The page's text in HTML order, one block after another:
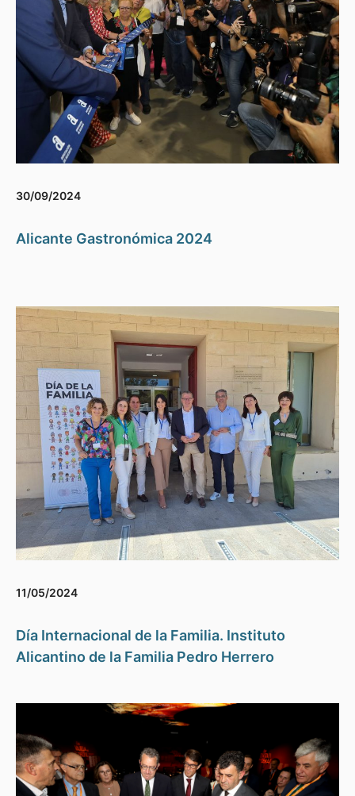
30/09/2024
Alicante Gastronómica 2024
11/05/2024
Día Internacional de la Familia. Instituto
Alicantino de la Familia Pedro Herrero